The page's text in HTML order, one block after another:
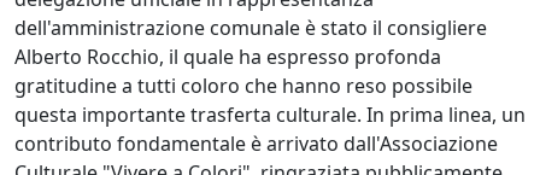
dell'amministrazione comunale è stato il consigliere
Alberto Rocchio, il quale ha espresso profonda
gratitudine a tutti coloro che hanno reso possibile
questa importante trasferta culturale. In prima linea, un
contributo fondamentale è arrivato dall'Associazione